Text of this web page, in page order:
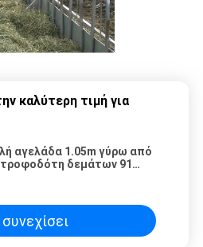
καλύτερη τιμή για
αγελάδα 1.05m γύρω από
δεμάτων 91